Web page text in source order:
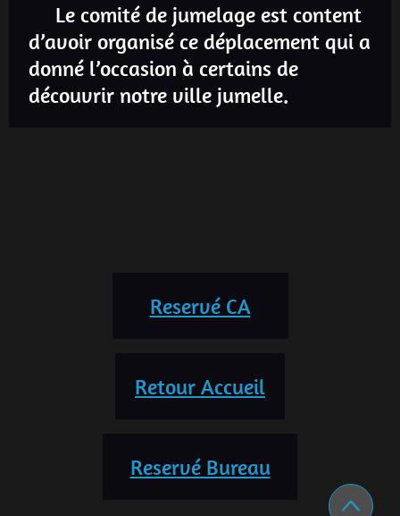
Le comité de jumelage est content
d’avoir organisé ce déplacement qui a
donné l’occasion à certains de
découvrir notre ville jumelle.
Reservé CA
Retour Accueil
Reservé Bureau